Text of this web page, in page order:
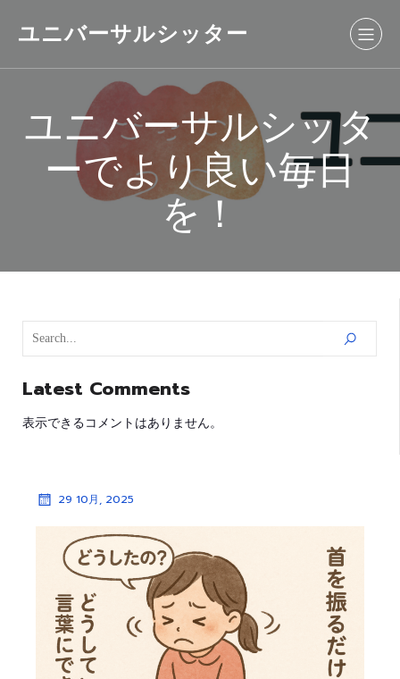
ユニバーサルシッター
ユニバーサルシッタ
ーでより良い毎日
を！
Latest Comments
表示できるコメントはありません。
29 10月, 2025